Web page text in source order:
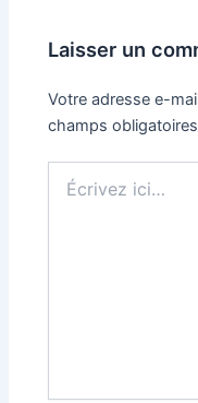
Laisser un
Votre adresse e-
champs
ici…